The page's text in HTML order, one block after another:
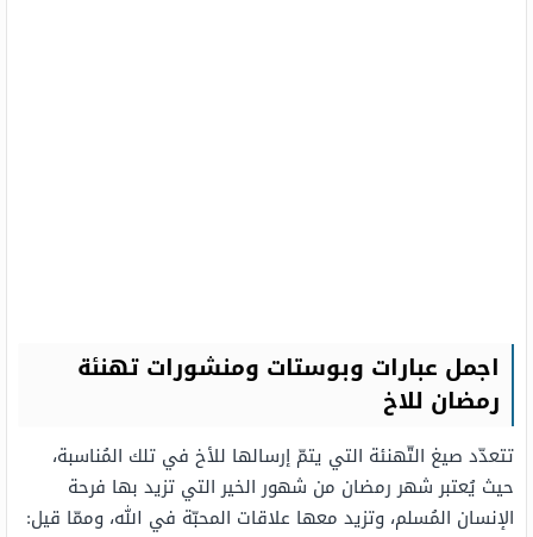
اجمل عبارات وبوستات ومنشورات تهنئة
رمضان للاخ
تتعدّد صيغ التّهنئة التي يتمّ إرسالها للأخ في تلك المُناسبة،
حيث يُعتبر شهر رمضان من شهور الخير التي تزيد بها فرحة
الإنسان المُسلم، وتزيد معها علاقات المحبّة في الله، وممّا قيل: